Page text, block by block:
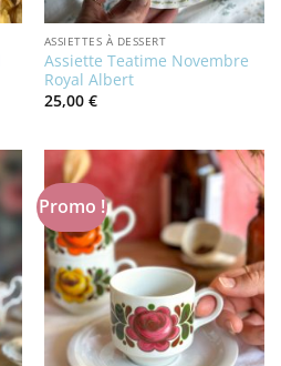
ASSIETTES À DESSERT
Assiette Teatime Novembre
Royal Albert
25,00 €
Promo !